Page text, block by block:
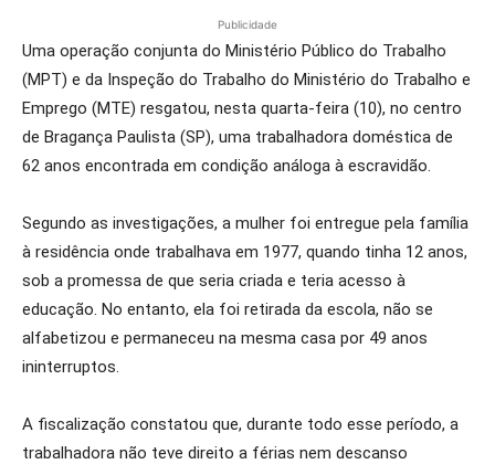
Publicidade
Uma operação conjunta do Ministério Público do Trabalho
(MPT) e da Inspeção do Trabalho do Ministério do Trabalho e
Emprego (MTE) resgatou, nesta quarta-feira (10), no centro
de Bragança Paulista (SP), uma trabalhadora doméstica de
62 anos encontrada em condição análoga à escravidão.
Segundo as investigações, a mulher foi entregue pela família
à residência onde trabalhava em 1977, quando tinha 12 anos,
sob a promessa de que seria criada e teria acesso à
educação. No entanto, ela foi retirada da escola, não se
alfabetizou e permaneceu na mesma casa por 49 anos
ininterruptos.
A fiscalização constatou que, durante todo esse período, a
trabalhadora não teve direito a férias nem descanso